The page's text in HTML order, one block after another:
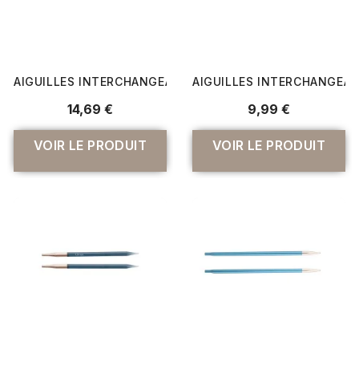
AIGUILLES INTERCHANGEABLES N° 6,5 À 8 KARBONZ -
14,69 €
VOIR LE PRODUIT
AIGUILLES
9,99 €
VOIR LE PRODUIT